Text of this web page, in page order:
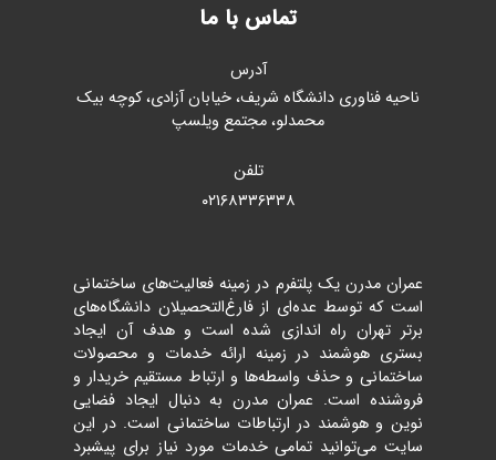
تماس با ما
آدرس
ناحیه فناوری دانشگاه شریف، خیابان آزادی، کوچه بیک
محمدلو، مجتمع ویلسپ
تلفن
۰۲۱۶۸۳۳۶۳۳۸
عمران مدرن یک پلتفرم در زمینه فعالیت‌های ساختمانی
است که توسط عده‌ای از فارغ‌التحصیلان دانشگاه‌های
برتر تهران راه اندازی شده است و هدف آن ایجاد
بستری هوشمند در زمینه ارائه خدمات و محصولات
ساختمانی و حذف واسطه‌ها و ارتباط مستقیم خریدار و
فروشنده است. عمران مدرن به دنبال ایجاد فضایی
نوین و هوشمند در ارتباطات ساختمانی است. در این
سایت می‌توانید تمامی خدمات مورد نیاز برای پیشبرد